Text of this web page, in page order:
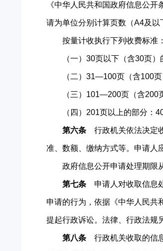
《中华人民共和国政府信息公
请为单位分别计算页数（A4及以
按量计收执行下列收费标准：
（一）30页以下（含30页）
（二）31—100页（含100页
（三）101—200页（含200页
（四）201页以上的部分：40
第六条 行政机关依法决定
准、数额、缴纳方式等。申请人
政府信息公开申请处理期限从
第七条 申请人对收取信息
申请的行为，依据《中华人民共
提起行政诉讼。法律、行政法规
第八条 行政机关收取的信